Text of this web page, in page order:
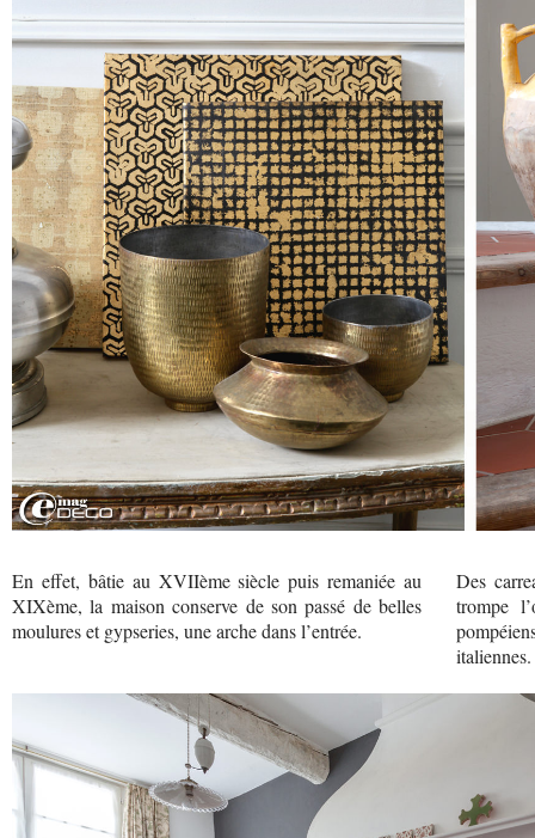
En effet, bâtie au XVIIème siècle puis remaniée au
XIXème, la maison conserve de son passé de belles
moulures et gypseries, une arche dans l’entrée.
Des
trompe
italiennes.